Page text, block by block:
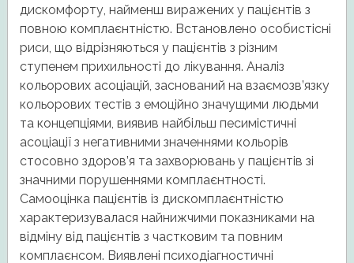
дискомфорту, найменш виражених у пацієнтів з
повною комплаєнтністю. Встановлено особистісні
риси, що відрізняються у пацієнтів з різним
ступенем прихильності до лікування. Аналіз
кольорових асоціацій, заснований на взаємозв’язку
кольорових тестів з емоційно значущими людьми
та концепціями, виявив найбільш песимістичні
асоціації з негативними значеннями кольорів
стосовно здоров’я та захворювань у пацієнтів зі
значними порушеннями комплаєнтності.
Самооцінка пацієнтів із дискомплаєнтністю
характеризувалася найнижчими показниками на
відміну від пацієнтів з частковим та повним
комплаєнсом. Виявлені психодіагностичні